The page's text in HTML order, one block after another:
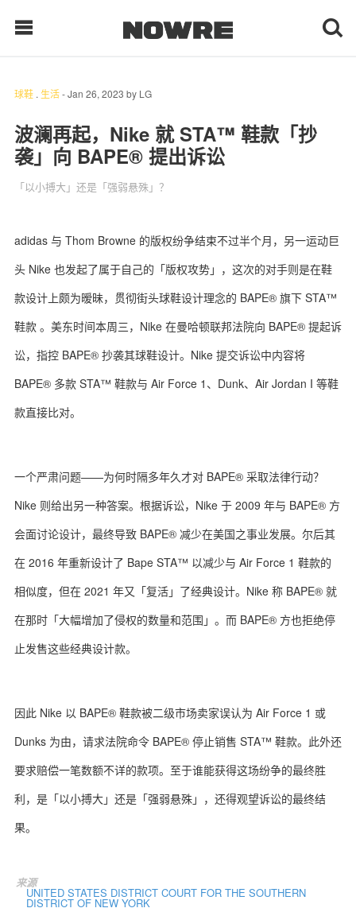
每日鲜榨
现客视点
时 尚
球 鞋
生 活
球鞋 . 生活-Jan 26, 2023 by LG
波澜再起，Nike 就 STA™ 鞋款「抄
袭」向 BAPE® 提出诉讼
「以小搏大」还是「强弱悬殊」？
adidas 与 Thom Browne 的版权纷争结束不过半个月，另一运动巨
头 Nike 也发起了属于自己的「版权攻势」，这次的对手则是在鞋
款设计上颇为暧昧，贯彻街头球鞋设计理念的 BAPE® 旗下 STA™
鞋款 。美东时间本周三，Nike 在曼哈顿联邦法院向 BAPE® 提起诉
讼，指控 BAPE® 抄袭其球鞋设计。Nike 提交诉讼中内容将
BAPE® 多款 STA™ 鞋款与 Air Force 1、Dunk、Air Jordan I 等鞋
款直接比对。
一个严肃问题——为何时隔多年久才对 BAPE® 采取法律行动？
Nike 则给出另一种答案。根据诉讼，Nike 于 2009 年与 BAPE® 方
会面讨论设计，最终导致 BAPE® 减少在美国之事业发展。尔后其
在 2016 年重新设计了 Bape STA™ 以减少与 Air Force 1 鞋款的
相似度，但在 2021 年又「复活」了经典设计。Nike 称 BAPE® 就
在那时「大幅增加了侵权的数量和范围」。而 BAPE® 方也拒绝停
止发售这些经典设计款。
因此 Nike 以 BAPE® 鞋款被二级市场卖家误认为 Air Force 1 或
Dunks 为由，请求法院命令 BAPE® 停止销售 STA™ 鞋款。此外还
要求赔偿一笔数额不详的款项。至于谁能获得这场纷争的最终胜
利，是「以小搏大」还是「强弱悬殊」，还得观望诉讼的最终结
果。
来源
UNITED STATES DISTRICT COURT FOR THE SOUTHERN
DISTRICT OF NEW YORK